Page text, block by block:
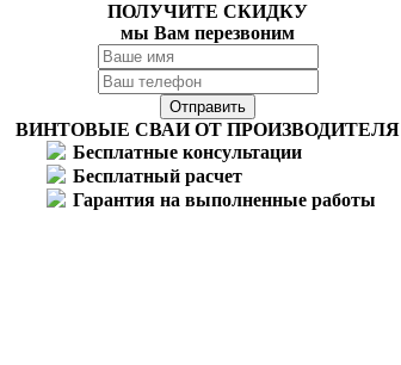
ПОЛУЧИТЕ СКИДКУ
мы Вам перезвоним
ВИНТОВЫЕ СВАИ ОТ ПРОИЗВОДИТЕЛЯ
Бесплатные консультации
Бесплатный расчет
Гарантия на выполненные работы